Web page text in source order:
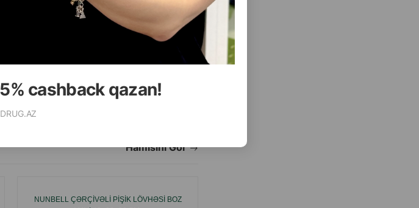
cashback qazan!
Hamısını Gör
NUNBELL ÇƏRÇIVƏLI PIŞIK LÖVHƏSI BOZ